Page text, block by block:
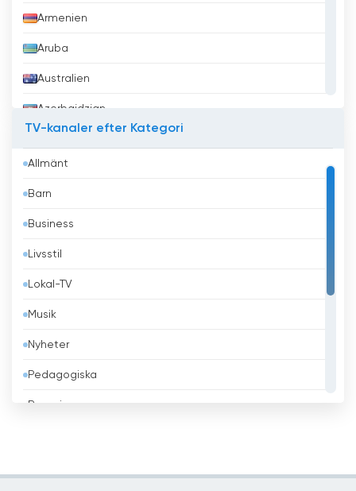
Armenien
Aruba
Australien
Azerbajdzjan
Bangladesh
Barbados
Belgien
Belize
Benin
Bhutan
Bolivia
Bosnien och Hercegovina
TV-kanaler efter Kategori
Allmänt
Barn
Business
Livsstil
Lokal-TV
Musik
Nyheter
Pedagogiska
Regeringen